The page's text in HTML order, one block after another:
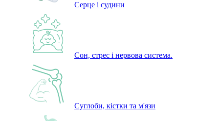
Серце і судини
Сон, стрес і нервова система.
Суглоби, кістки та м'язи